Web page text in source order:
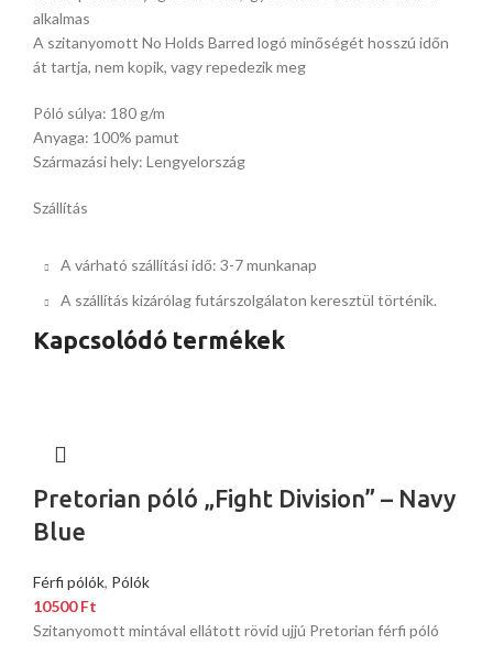
alkalmas
A szitanyomott No Holds Barred logó minőségét hosszú időn
át tartja, nem kopik, vagy repedezik meg
Póló súlya: 180 g/m
Anyaga: 100% pamut
Származási hely: Lengyelország
Szállítás
A várható szállítási idő: 3-7 munkanap
A szállítás kizárólag futárszolgálaton keresztül történik.
Kapcsolódó termékek
Pretorian póló „Fight Division” – Navy
Blue
Férfi pólók, Pólók
10500Ft
Szitanyomott mintával ellátott rövid ujjú Pretorian férfi póló